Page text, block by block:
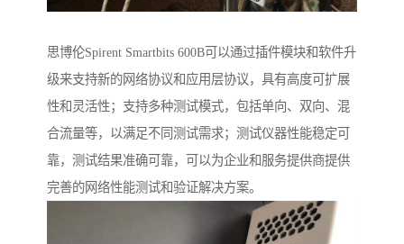
思博伦Spirent Smartbits 600B可以通过插件模块和软件升
级来支持新的网络协议和应用层协议，具有高度可扩展
性和灵活性；支持多种测试模式，包括单向、双向、混
合流量等，以满足不同测试需求；测试仪器性能稳定可
靠，测试结果准确可靠，可以为企业和服务提供商提供
完善的网络性能测试和验证解决方案。